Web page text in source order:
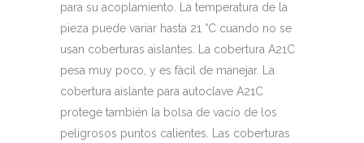
para su acoplamiento. La temperatura de la
pieza puede variar hasta 21 °C cuando no se
usan coberturas aislantes. La cobertura A21C
pesa muy poco, y es fácil de manejar. La
cobertura aislante para autoclave A21C
protege también la bolsa de vacío de los
peligrosos puntos calientes. Las coberturas